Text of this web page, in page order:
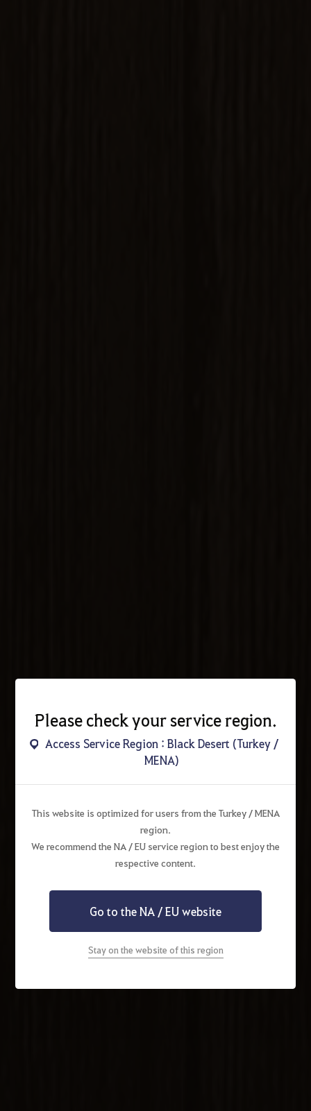
Please check your service region.
Access Service Region : Black Desert (Turkey /
MENA)
This website is optimized for users from the Turkey / MENA
region.
We recommend the NA / EU service region to best enjoy the
respective content.
Go to the NA / EU website
Stay on the website of this region